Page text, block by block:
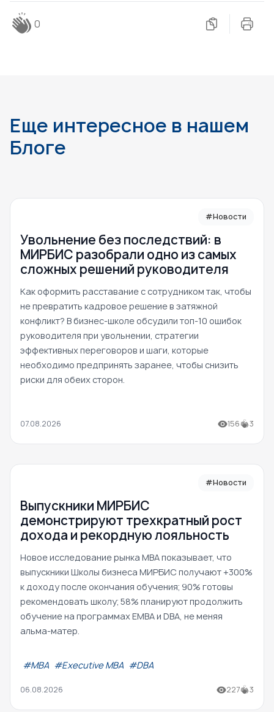
0
Еще интересное в нашем
Блоге
#Новости
Увольнение без последствий: в
МИРБИС разобрали одно из самых
сложных решений руководителя
Как оформить расставание с сотрудником так, чтобы
не превратить кадровое решение в затяжной
конфликт? В бизнес-школе обсудили топ-10 ошибок
руководителя при увольнении, стратегии
эффективных переговоров и шаги, которые
необходимо предпринять заранее, чтобы снизить
риски для обеих сторон.
07.08.2026 156 3
#Новости
Выпускники МИРБИС
демонстрируют трехкратный рост
дохода и рекордную лояльность
Новое исследование рынка MBA показывает, что
выпускники Школы бизнеса МИРБИС получают +300%
к доходу после окончания обучения; 90% готовы
рекомендовать школу; 58% планируют продолжить
обучение на программах EMBA и DBA, не меняя
альма-матер.
#МВА #Executive MBA #DBA
06.08.2026 227 3